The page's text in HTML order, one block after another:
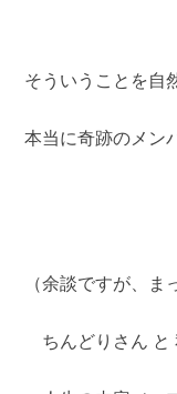
そういうことを自
本当に奇跡のメン
（余談ですが、ま
ちんどりさん と